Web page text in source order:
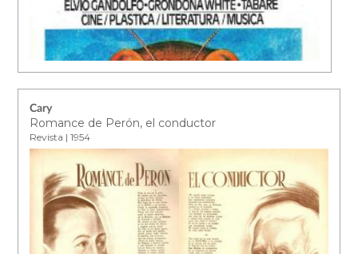
Cary
Romance de Perón, el conductor
Revista | 1954